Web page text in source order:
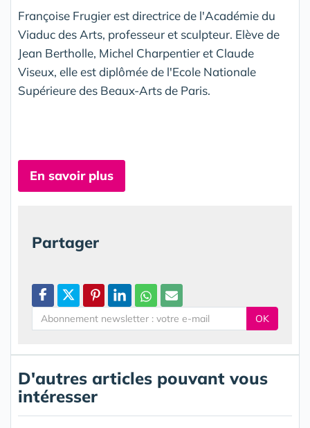
Françoise Frugier est directrice de l'Académie du
Viaduc des Arts, professeur et sculpteur. Elève de
Jean Bertholle, Michel Charpentier et Claude
Viseux, elle est diplômée de l'Ecole Nationale
Supérieure des Beaux-Arts de Paris.
En savoir plus
Partager
OK
D'autres articles pouvant vous
intéresser